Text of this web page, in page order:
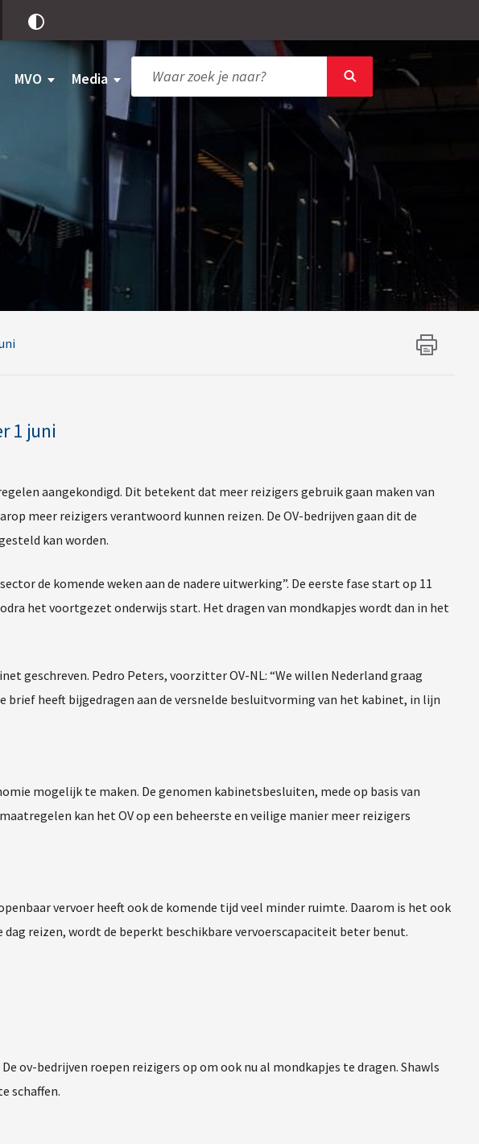
Pas
contrast
MVO Media
1 juni
aangekondigd. Dit betekent dat meer reizigers gebruik gaan maken van
meer reizigers verantwoord kunnen reizen. De OV-bedrijven gaan dit de
kan worden.
de komende weken aan de nadere uitwerking”. De eerste fase start op 11
het voortgezet onderwijs start. Het dragen van mondkapjes wordt dan in het
geschreven. Pedro Peters, voorzitter OV-NL: “We willen Nederland graag
brief heeft bijgedragen aan de versnelde besluitvorming van het kabinet, in lijn
mogelijk te maken. De genomen kabinetsbesluiten, mede op basis van
kan het OV op een beheerste en veilige manier meer reizigers
vervoer heeft ook de komende tijd veel minder ruimte. Daarom is het ook
reizen, wordt de beperkt beschikbare vervoerscapaciteit beter benut.
ov-bedrijven roepen reizigers op om ook nu al mondkapjes te dragen. Shawls
schaffen.